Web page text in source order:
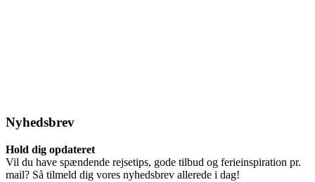
Nyhedsbrev
Hold dig opdateret
Vil du have spændende rejsetips, gode tilbud og ferieinspiration pr.
mail? Så tilmeld dig vores nyhedsbrev allerede i dag!